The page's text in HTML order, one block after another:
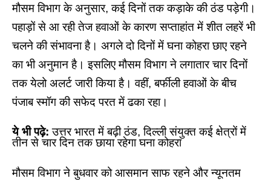
मौसम विभाग के अनुसार, कई दिनों तक कड़ाके की ठंड पड़ेगी।
पहाड़ों से आ रही तेज हवाओं के कारण सप्ताहांत में शीत लहरें भी
चलने की संभावना है। अगले दो दिनों में घना कोहरा छाए रहने
का भी अनुमान है। इसलिए मौसम विभाग ने लगातार चार दिनों
तक येलो अलर्ट जारी किया है। वहीं, बर्फीली हवाओं के बीच
पंजाब स्मॉग की सफेद परत में ढका रहा।
ये भी पढ़े: उत्तर भारत में बढ़ी ठंड, दिल्ली संयुक्त कई क्षेत्रों में
तीन से चार दिन तक छाया रहेगा घना कोहरा
मौसम विभाग ने बुधवार को आसमान साफ रहने और न्यूनतम